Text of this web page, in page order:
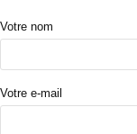
Votre nom
Votre e-mail